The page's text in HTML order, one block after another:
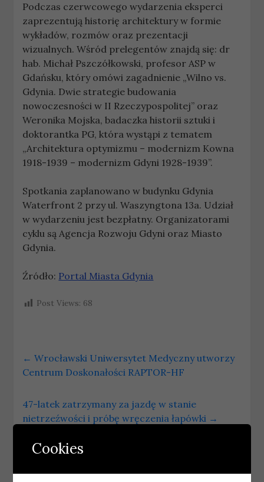
Podczas czerwcowego wydarzenia eksperci
zaprezentują historię architektury w formie
wykładów, rozmów oraz prezentacji
wizualnych. Wśród prelegentów znajdą się: dr
hab. Michał Pszczółkowski, profesor ASP w
Gdańsku, który omówi zagadnienie „Wilno vs.
Gdynia. Dwie strategie budowania
nowoczesności w II Rzeczypospolitej” oraz
Weronika Mojska, badaczka historii sztuki i
doktorantka PG, która wystąpi z tematem
„Architektura optymizmu – modernizm Kowna
1918-1939 – modernizm Gdyni 1928-1939”.
Spotkania zaplanowano w budynku Gdynia
Waterfront 2 przy ul. Waszyngtona 13a. Udział
w wydarzeniu jest bezpłatny. Organizatorami
cyklu są Agencja Rozwoju Gdyni oraz Miasto
Gdynia.
Źródło: Portal Miasta Gdynia
Post Views: 68
← Wrocławski Uniwersytet Medyczny utworzy
Centrum Doskonałości RAPTOR-HF
47-latek zatrzymany za jazdę w stanie
nietrzeźwości i próbę wręczenia łapówki →
Cookies